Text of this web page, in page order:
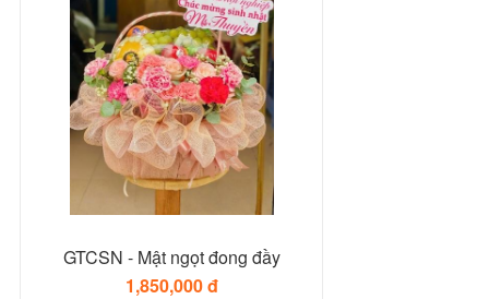
GTCSN - Mật ngọt đong đầy
1,850,000 đ